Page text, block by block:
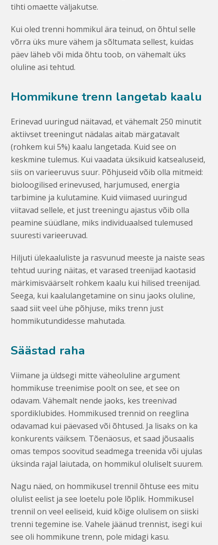
tihti omaette väljakutse.
Kui oled trenni hommikul ära teinud, on õhtul selle
võrra üks mure vähem ja sõltumata sellest, kuidas
päev läheb või mida õhtu toob, on vähemalt üks
oluline asi tehtud.
Hommikune trenn langetab kaalu
Erinevad uuringud näitavad, et vähemalt 250 minutit
aktiivset treeningut nädalas aitab märgatavalt
(rohkem kui 5%) kaalu langetada. Kuid see on
keskmine tulemus. Kui vaadata üksikuid katsealuseid,
siis on varieeruvus suur. Põhjuseid võib olla mitmeid:
bioloogilised erinevused, harjumused, energia
tarbimine ja kulutamine. Kuid viimased uuringud
viitavad sellele, et just treeningu ajastus võib olla
peamine süüdlane, miks individuaalsed tulemused
suuresti varieeruvad.
Hiljuti ülekaaluliste ja rasvunud meeste ja naiste seas
tehtud uuring näitas, et varased treenijad kaotasid
märkimisväärselt rohkem kaalu kui hilised treenijad.
Seega, kui kaalu­langetamine on sinu jaoks oluline,
saad siit veel ühe põhjuse, miks trenn just
hommikutundidesse mahutada.
Säästad raha
Viimane ja üldsegi mitte väheoluline argument
hommikuse treenimise poolt on see, et see on
odavam. Vähemalt nende jaoks, kes treenivad
spordiklubides. Hommikused trennid on reeglina
odavamad kui päevased või õhtused. Ja lisaks on ka
konkurents väiksem. Tõenäosus, et saad jõusaalis
omas tempos soovitud seadmega treenida või ujulas
üksinda rajal laiutada, on hommikul oluliselt suurem.
Nagu näed, on hommikusel trennil õhtuse ees mitu
olulist eelist ja see loetelu pole lõplik. Hommikusel
trennil on veel eeliseid, kuid kõige olulisem on siiski
trenni tegemine ise. Vahele jäänud trennist, isegi kui
see oli hommikune trenn, pole midagi kasu.